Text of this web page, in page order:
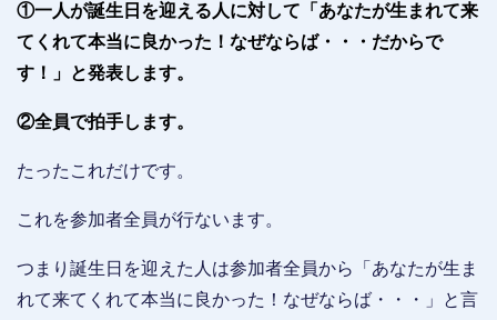
①一人が誕生日を迎える人に対して「あなたが生まれて来
てくれて本当に良かった！なぜならば・・・だからで
す！」と発表します。
②全員で拍手します。
たったこれだけです。
これを参加者全員が行ないます。
つまり誕生日を迎えた人は参加者全員から「あなたが生ま
れて来てくれて本当に良かった！なぜならば・・・」と言